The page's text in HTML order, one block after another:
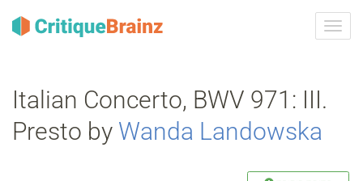
ברר
ניווט
Italian Concerto, BWV 971: III.
Presto by Wanda Landowska